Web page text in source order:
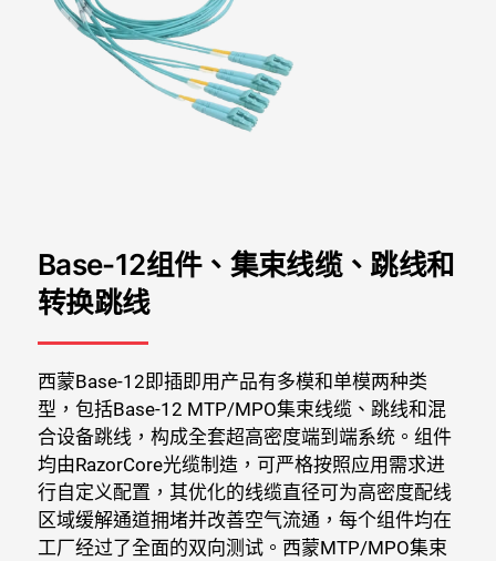
Base-12组件、集束线缆、跳线和
转换跳线
西蒙Base-12即插即用产品有多模和单模两种类
型，包括Base-12 MTP/MPO集束线缆、跳线和混
合设备跳线，构成全套超高密度端到端系统。组件
均由RazorCore光缆制造，可严格按照应用需求进
行自定义配置，其优化的线缆直径可为高密度配线
区域缓解通道拥堵并改善空气流通，每个组件均在
工厂经过了全面的双向测试。西蒙MTP/MPO集束
关闭